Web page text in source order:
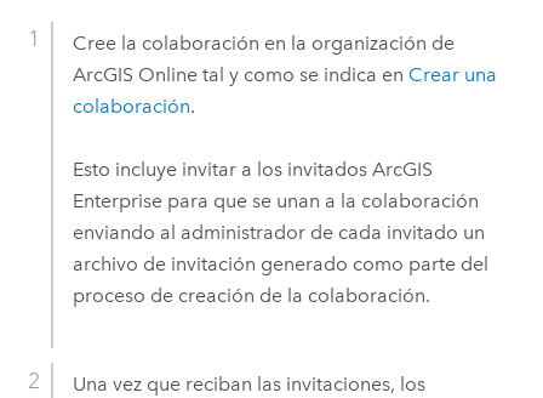
Cree la colaboración en la organización de
ArcGIS Onlinetal y como se indica en Crear una
colaboración.
Esto incluye invitar a los invitados ArcGIS
Enterprisepara que se unan a la colaboración
enviando al administrador de cada invitado un
archivo de invitación generado como parte del
proceso de creación de la colaboración.
Una vez que reciban las invitaciones, los